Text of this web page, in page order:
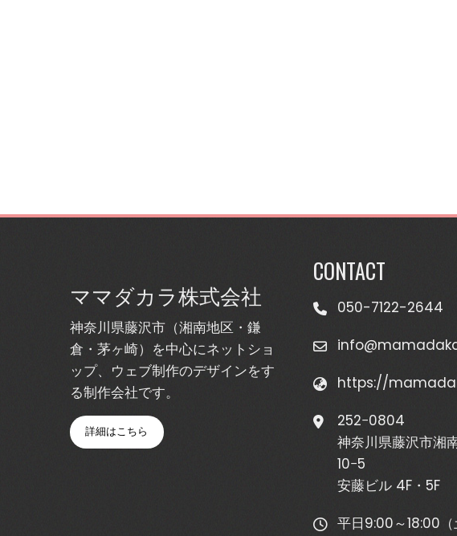
ママダカラ株式会社
神奈川県藤沢市（湘南地区・鎌
倉・茅ヶ崎）を中心にネットショ
ップ、ウェブ制作のデザインをす
る制作会社です。
詳細はこちら
CONTACT
050-7122-2644
https://
252−0804
神奈川県藤沢市湘
10−5
安藤ビル 4F・5F
平日9:00～18:00